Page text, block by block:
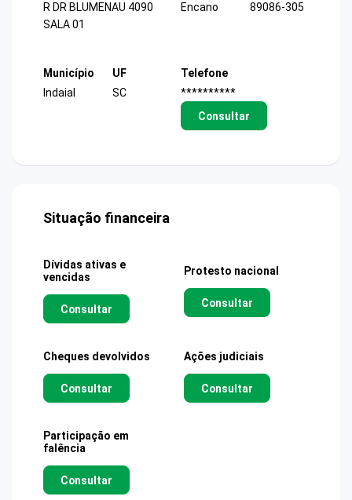
R DR BLUMENAU 4090
SALA 01
Encano
89086-305
Município
Indaial
UF
SC
Telefone
**********
Consultar
Situação financeira
Dívidas ativas e
vencidas
Consultar
Protesto nacional
Consultar
Cheques devolvidos
Consultar
Ações judiciais
Consultar
Participação em
falência
Consultar